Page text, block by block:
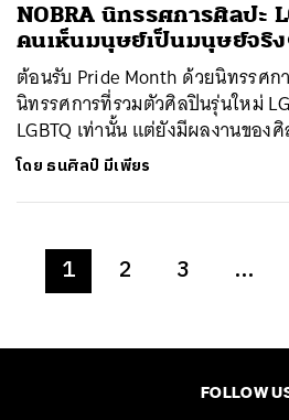
NOBRA นิทรรศการศิลปะ
คนเห็นมนุษย์เป็นมนุษย์จริ
ต้อนรับ Pride Month ด้วยนิทรรศก
นิทรรศการที่รวมตัวศิลปินรุ่นใหม่
LGBTQ เท่านั้น แต่ยังมีผลงานของ
โดย ธนศิลป์ มีเพียร
1 2 3 …
FOLLOW